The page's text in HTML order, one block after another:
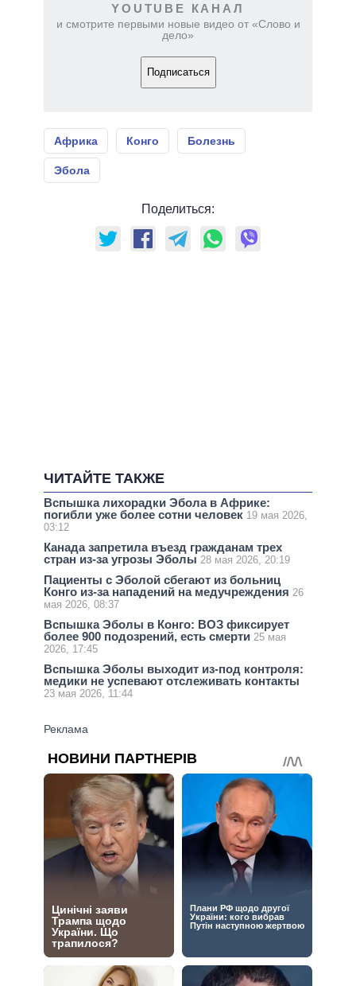
YOUTUBE КАНАЛ
и смотрите первыми новые видео от «Слово и
дело»
Подписаться
Африка Конго Болезнь
Эбола
Поделиться:
ЧИТАЙТЕ ТАКЖЕ
Вспышка лихорадки Эбола в Африке:
погибли уже более сотни человек 19 мая 2026,
03:12
Канада запретила въезд гражданам трех
стран из-за угрозы Эболы 28 мая 2026, 20:19
Пациенты с Эболой сбегают из больниц
Конго из-за нападений на медучреждения 26
мая 2026, 08:37
Вспышка Эболы в Конго: ВОЗ фиксирует
более 900 подозрений, есть смерти 25 мая
2026, 17:45
Вспышка Эболы выходит из-под контроля:
медики не успевают отслеживать контакты
23 мая 2026, 11:44